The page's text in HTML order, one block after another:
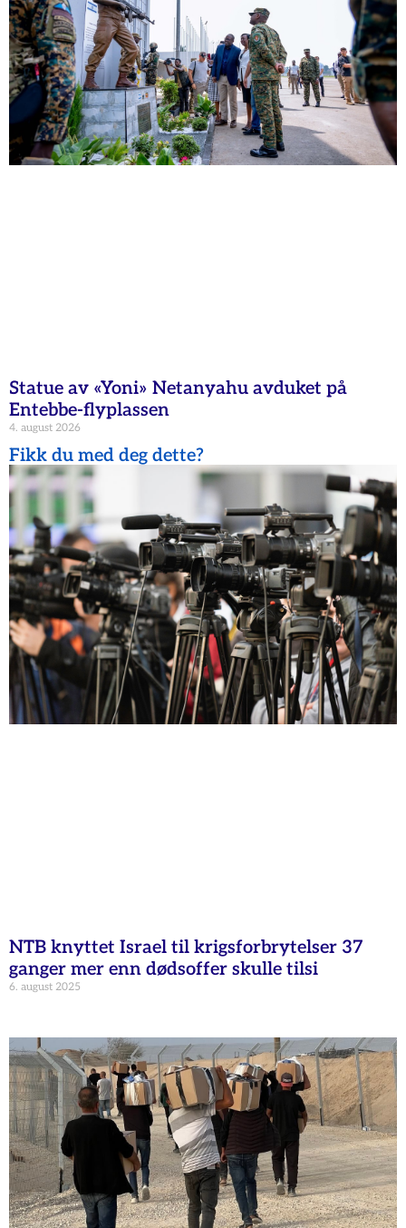
Statue av «Yoni» Netanyahu avduket på
Entebbe-flyplassen
4. august 2026
Fikk du med deg dette?
NTB knyttet Israel til krigsforbrytelser 37
ganger mer enn dødsoffer skulle tilsi
6. august 2025